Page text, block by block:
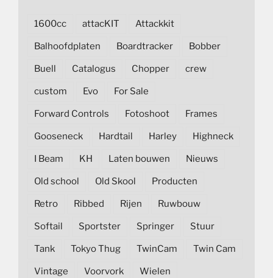
1600cc attacKIT Attackkit
Balhoofdplaten Boardtracker Bobber
Buell Catalogus Chopper crew
custom Evo For Sale
Forward Controls Fotoshoot Frames
Gooseneck Hardtail Harley Highneck
I Beam KH Laten bouwen Nieuws
Old school Old Skool Producten
Retro Ribbed Rijen Ruwbouw
Softail Sportster Springer Stuur
Tank Tokyo Thug TwinCam Twin Cam
Vintage Voorvork Wielen